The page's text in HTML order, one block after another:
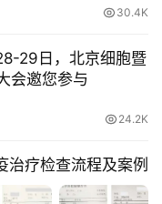
30.4K
29日，北京细胞暨
会邀您参与
24.2K
治疗检查流程及案例